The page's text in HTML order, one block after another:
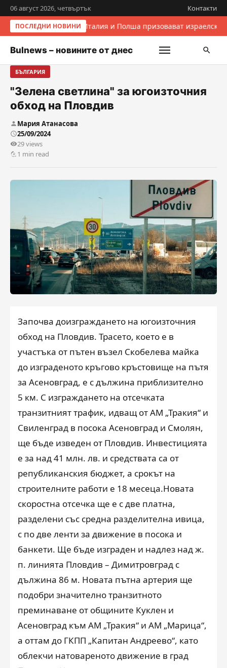
06 август 2026, четвъртък Контакти
ПОСЛЕДНИ НОВИНИ Италия и Полша призовават
Bulnews – новините от днес
БЪЛГАРИЯ
"Зелена светлина" за югоизточния
обход на Пловдив
Мария Атанасова
25/09/2024
29 views
1 min read
Започва доизграждането на югоизточния
обход на Пловдив. Трасето, което е в
участъка от пътен възел Скобелева майка
до изграденото кръгово кръстовище на пътя
за Асеновград, е с дължина приблизително
5 км. С изграждането на отсечката
транзитният трафик, идващ от АМ „Тракия“ и
Свиленград в посока Асеновград и Смолян,
ще бъде изведен от Пловдив. Инвестицията
е за над 41 млн. лв. и средствата са от
републиканския бюджет, а срокът на
строителните работи е 18 месеца.Новата
скоростна отсечка ще е с две платна,
разделени със средна разделителна ивица,
с по две ленти за движение в посока и
банкети. Ще бъде изграден и надлез над ж.
п. линията Пловдив – Димитровград с
дължина 86 м. Новата пътна артерия ще
подобри значително транзитното
преминаване от общините Куклен и
Асеновград към АМ „Тракия“ и АМ „Марица“,
а оттам до ГКПП „Капитан Андреево“, като
облекчи натовареното движение в град